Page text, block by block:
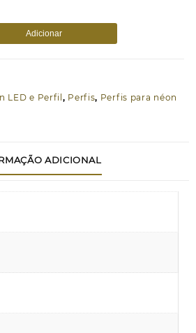
Adicionar
LED e Perfil , Perfis, Perfis para néon
ADICIONAL